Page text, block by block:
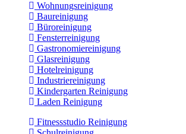
Wohnungsreinigung
Baureinigung
Büroreinigung
Fensterreinigung
Gastronomiereinigung
Glasreinigung
Hotelreinigung
Industriereinigung
Kindergarten Reinigung
Laden Reinigung
Fitnessstudio Reinigung